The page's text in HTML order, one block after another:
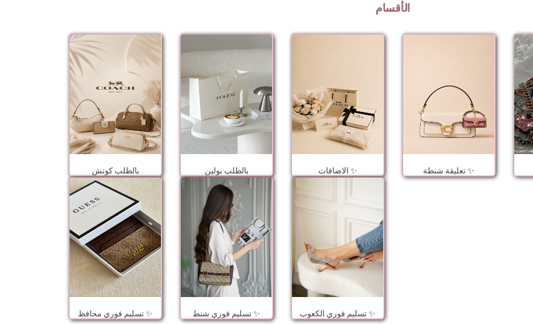
الأقسام
بالطلب كوتش بالطلب بولين الاضافات ✨ تعليقة شنطة ✨
تسليم فوري محافظ ✨ تسليم فوري شنط ✨ تسليم فوري الكعوب ✨